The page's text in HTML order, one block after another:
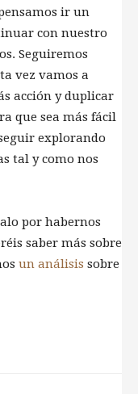
ir un
con nuestro
Seguiremos
vez vamos a
acción y duplicar
que sea más fácil
explorando
tal y como nos
por habernos
saber más sobre
un análisis sobre